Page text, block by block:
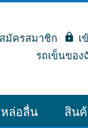
รถเข็นของ
สมัครสมาชิก เ
หล่อลื่น สิน